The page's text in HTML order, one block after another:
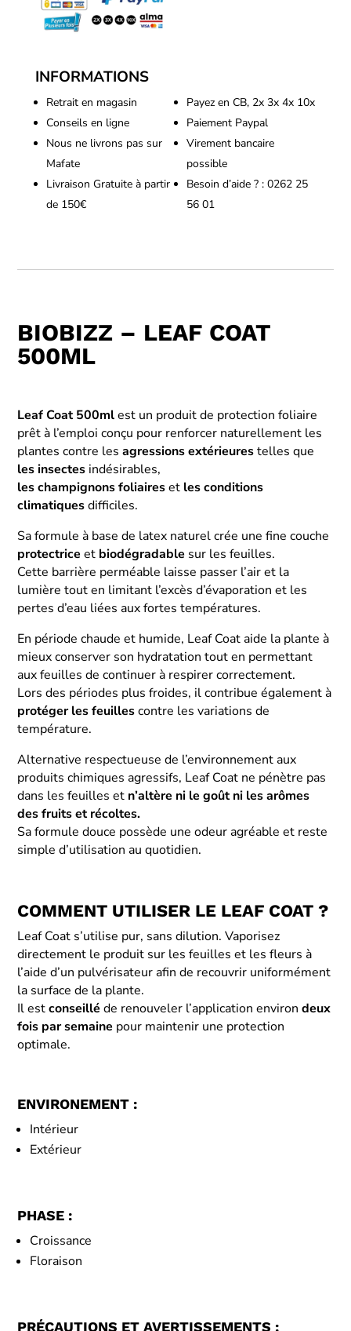
Coat
500ml
INFORMATIONS
Retrait en magasin
Conseils en ligne
Nous ne livrons pas sur
Mafate
Livraison Gratuite à partir
de 150€
Payez en CB, 2x 3x 4x 10x
Paiement Paypal
Virement bancaire
possible
Besoin d’aide ? : 0262 25
56 01
BIOBIZZ – LEAF COAT
500ML
Leaf Coat 500mlest un produit de protection foliaire
prêt à l’emploi conçu pour renforcer naturellement les
plantes contre lesagressions extérieurestelles que
les insectes indésirables,
les champignons foliaireset les conditions
climatiquesdifficiles.
Sa formule à base de latex naturel crée une fine couche
protectrice et biodégradable sur les feuilles.
Cette barrière perméable laisse passer l’air et la
lumière tout en limitant l’excès d’évaporation et les
pertes d’eau liées aux fortes températures.
En période chaude et humide, Leaf Coat aide la plante à
mieux conserver son hydratation tout en permettant
aux feuilles de continuer à respirer correctement.
Lors des périodes plus froides, il contribue également à
protéger les feuillescontre les variations de
température.
Alternative respectueuse de l’environnement aux
produits chimiques agressifs, Leaf Coat ne pénètre pas
dans les feuilles et n’altère ni le goût ni les arômes
des fruits et récoltes.
Sa formule douce possède une odeur agréable et reste
simple d’utilisation au quotidien.
COMMENT UTILISER LE LEAF COAT ?
Leaf Coat s’utilise pur, sans dilution. Vaporisez
directement le produit sur les feuilles et les fleurs à
l’aide d’un pulvérisateur afin de recouvrir uniformément
la surface de la plante.
Il estconseillé de renouveler l’application environdeux
fois par semaine pour maintenir une protection
optimale.
ENVIRONEMENT :
Intérieur
Extérieur
PHASE :
Croissance
Floraison
PRÉCAUTIONS ET AVERTISSEMENTS :